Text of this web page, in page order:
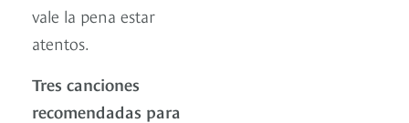
vale la pena estar
atentos.
Tres canciones
recomendadas para